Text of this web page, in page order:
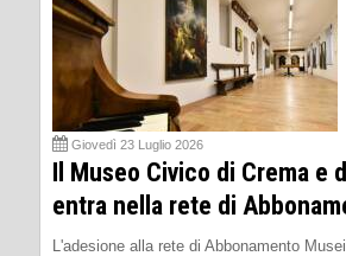
Giovedì 23 Luglio 2026
Il Museo Civico di Crema e
entra nella rete di
L'adesione alla rete di Abbonamento